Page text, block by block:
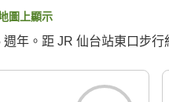
圖上顯示
年。距 JR 仙台站東口步